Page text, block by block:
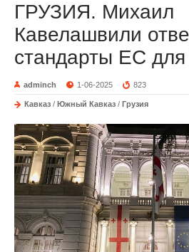
ГРУЗИЯ. Михаил
Кавелашвили
стандарты ЕС для
adminch 1-06-2025 823
Кавказ / Южный Кавказ / Грузия